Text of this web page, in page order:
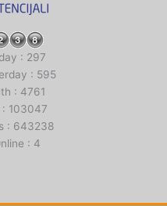
: 297
: 595
: 4761
: 103047
: 643238
: 4